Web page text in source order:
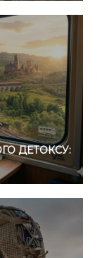
ДЕТОКСУ: